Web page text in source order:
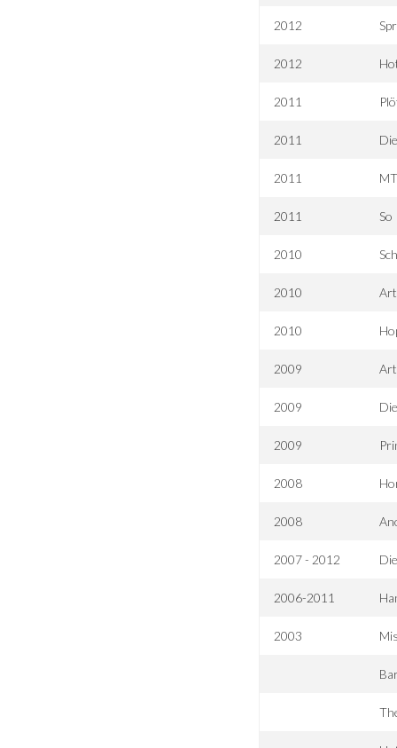
2012
2012
2011
2011
2011
2011 So
2010
2010
2010
2009
2009
2009
2008
2008
2007 - 2012
2006-2011
2003